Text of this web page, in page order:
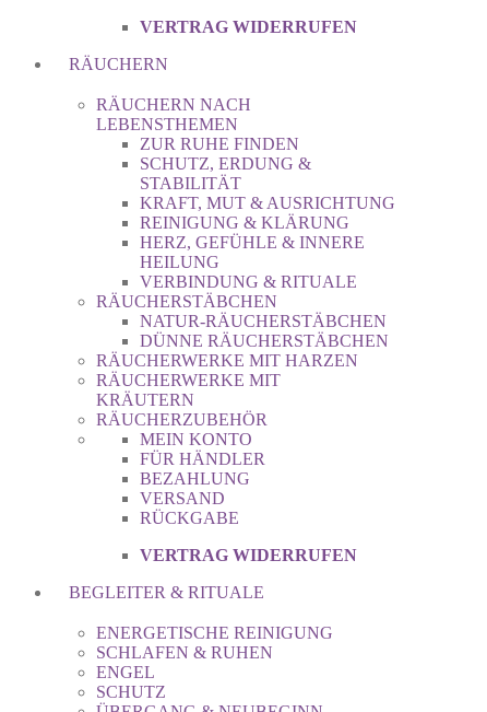
VERTRAG WIDERRUFEN
RÄUCHERN
RÄUCHERN NACH
LEBENSTHEMEN
ZUR RUHE FINDEN
SCHUTZ, ERDUNG &
STABILITÄT
KRAFT, MUT & AUSRICHTUNG
REINIGUNG & KLÄRUNG
HERZ, GEFÜHLE & INNERE
HEILUNG
VERBINDUNG & RITUALE
RÄUCHERSTÄBCHEN
NATUR-RÄUCHERSTÄBCHEN
DÜNNE RÄUCHERSTÄBCHEN
RÄUCHERWERKE MIT HARZEN
RÄUCHERWERKE MIT
KRÄUTERN
RÄUCHERZUBEHÖR
MEIN KONTO
FÜR HÄNDLER
BEZAHLUNG
VERSAND
RÜCKGABE
VERTRAG WIDERRUFEN
BEGLEITER & RITUALE
ENERGETISCHE REINIGUNG
SCHLAFEN & RUHEN
ENGEL
SCHUTZ